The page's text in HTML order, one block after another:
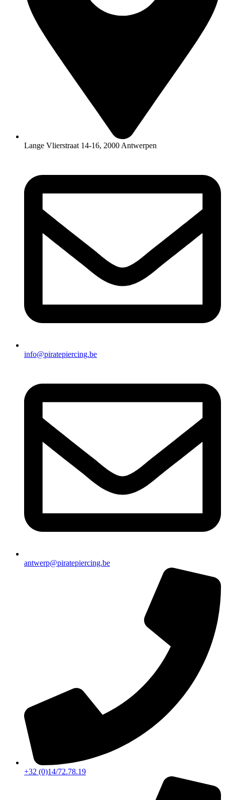
Lange Vlierstraat 14-16, 2000 Antwerpen
info@piratepiercing.be
antwerp@piratepiercing.be
+32 (0)14/72.78.19